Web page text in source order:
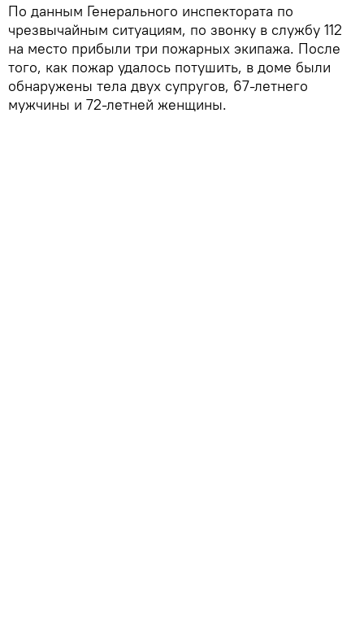
По данным Генерального инспектората по
чрезвычайным ситуациям, по звонку в службу 112
на место прибыли три пожарных экипажа. После
того, как пожар удалось потушить, в доме были
обнаружены тела двух супругов, 67-летнего
мужчины и 72-летней женщины.